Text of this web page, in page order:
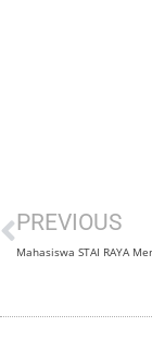
Prev
PREVIOUS